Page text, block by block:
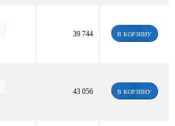
39 744 В КОРЗИНУ
43 056 В КОРЗИНУ